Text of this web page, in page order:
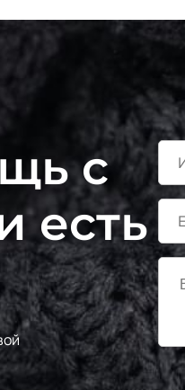
с
есть